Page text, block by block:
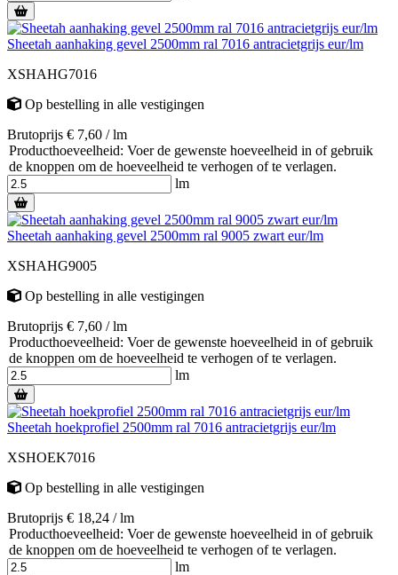
Sheetah aanhaking gevel 2500mm ral 7016 antracietgrijs eur/lm
XSHAHG7016
Op bestelling in alle vestigingen
Brutoprijs € 7,60 / lm
Producthoeveelheid: Voer de gewenste hoeveelheid in of gebruik
de knoppen om de hoeveelheid te verhogen of te verlagen.
lm
Sheetah aanhaking gevel 2500mm ral 9005 zwart eur/lm
XSHAHG9005
Op bestelling in alle vestigingen
Brutoprijs € 7,60 / lm
Producthoeveelheid: Voer de gewenste hoeveelheid in of gebruik
de knoppen om de hoeveelheid te verhogen of te verlagen.
lm
Sheetah hoekprofiel 2500mm ral 7016 antracietgrijs eur/lm
XSHOEK7016
Op bestelling in alle vestigingen
Brutoprijs € 18,24 / lm
Producthoeveelheid: Voer de gewenste hoeveelheid in of gebruik
de knoppen om de hoeveelheid te verhogen of te verlagen.
lm